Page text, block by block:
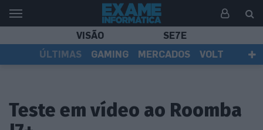
VISÃO
SE7E
ÚLTIMAS
GAMING MERCADOS
VOLT
Teste em vídeo ao Roomba